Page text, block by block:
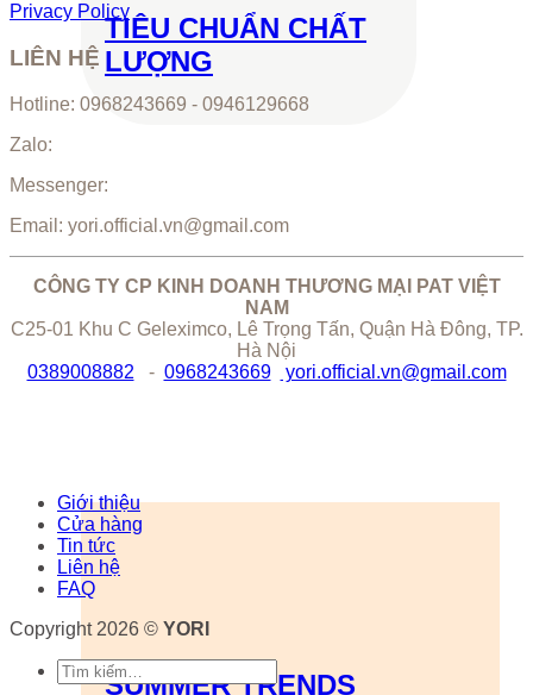
TIÊU CHUẨN CHẤT
LƯỢNG
SUMMER TRENDS
Privacy Policy
LIÊN HỆ
Hotline: 0968243669 - 0946129668
Zalo:
Messenger:
Email: yori.official.vn@gmail.com
CÔNG TY CP KINH DOANH THƯƠNG MẠI PAT VIỆT
NAM
C25-01 Khu C Geleximco, Lê Trọng Tấn, Quận Hà Đông, TP.
Hà Nội
0389008882 - 0968243669 yori.official.vn@gmail.com
Giới thiệu
Cửa hàng
Tin tức
Liên hệ
FAQ
Copyright 2026 © YORI
Tìm
kiếm: